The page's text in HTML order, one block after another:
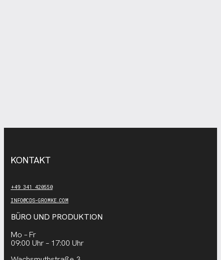
KONTAKT
+49 341 420550
INFO@CDS-GROMKE.COM
BÜRO UND PRODUKTION
Mo – Fr
09:00 Uhr – 17:00 Uhr